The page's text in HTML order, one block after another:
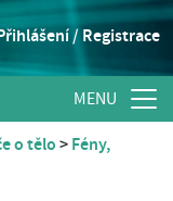
Přihlášení / Registrace
o tělo
Fény,